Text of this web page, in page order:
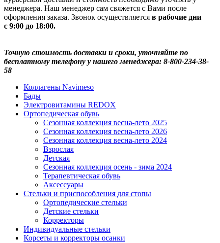
менеджера. Наш менеджер сам свяжется с Вами после
оформления заказа. Звонок осуществляется в рабочие дни
с 9:00 до 18:00.
Точную стоимость доставки и сроки, уточняйте по
бесплатному телефону у нашего менеджера: 8-800-234-38-
58
Коллагены Navimeso
Бады
Электровитамины REDOX
Ортопедическая обувь
Сезонная коллекция весна-лето 2025
Сезонная коллекция весна-лето 2026
Сезонная коллекция весна-лето 2024
Взрослая
Детская
Сезонная коллекция осень - зима 2024
Терапевтическая обувь
Аксессуары
Стельки и приспособления для стопы
Ортопедические стельки
Детские стельки
Корректоры
Индивидуальные стельки
Корсеты и корректоры осанки